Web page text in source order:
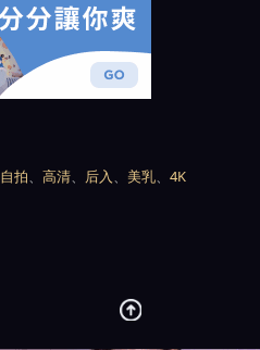
自拍、 高清、 后入、 美乳、 4K